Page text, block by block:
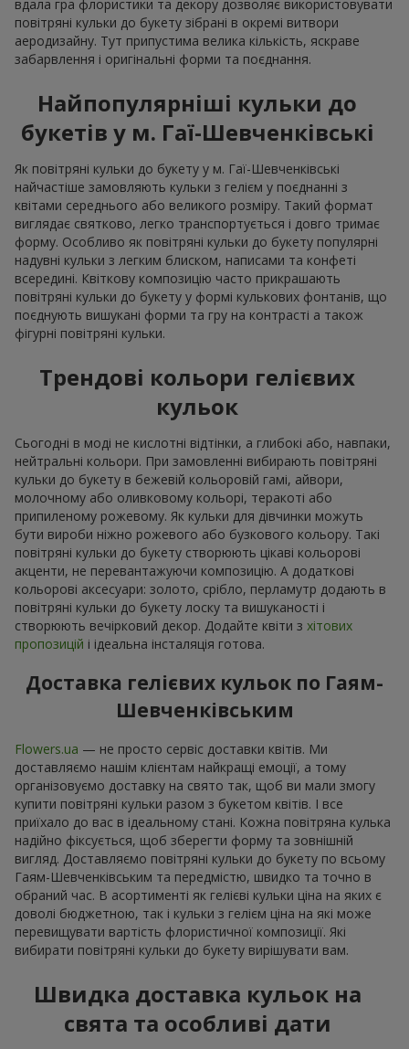
вдала гра флористики та декору дозволяє використовувати
повітряні кульки до букету зібрані в окремі витвори
аеродизайну. Тут припустима велика кількість, яскраве
забарвлення і оригінальні форми та поєднання.
Найпопулярніші кульки до
букетів у м. Гаї-Шевченківські
Як повітряні кульки до букету у м. Гаї-Шевченківські
найчастіше замовляють кульки з гелієм у поєднанні з
квітами середнього або великого розміру. Такий формат
виглядає святково, легко транспортується і довго тримає
форму. Особливо як повітряні кульки до букету популярні
надувні кульки з легким блиском, написами та конфеті
всередині. Квіткову композицію часто прикрашають
повітряні кульки до букету у формі кулькових фонтанів, що
поєднують вишукані форми та гру на контрасті а також
фігурні повітряні кульки.
Трендові кольори гелієвих
кульок
Сьогодні в моді не кислотні відтінки, а глибокі або, навпаки,
нейтральні кольори. При замовленні вибирають повітряні
кульки до букету в бежевій кольоровій гамі, айвори,
молочному або оливковому кольорі, теракоті або
припиленому рожевому. Як кульки для дівчинки можуть
бути вироби ніжно рожевого або бузкового кольору. Такі
повітряні кульки до букету створюють цікаві кольорові
акценти, не перевантажуючи композицію. А додаткові
кольорові аксесуари: золото, срібло, перламутр додають в
повітряні кульки до букету лоску та вишуканості і
створюють вечірковий декор. Додайте квіти з хітових
пропозицій і ідеальна інсталяція готова.
Доставка гелієвих кульок по Гаям-
Шевченківським
Flowers.ua — не просто сервіс доставки квітів. Ми
доставляємо нашім клієнтам найкращі емоції, а тому
організовуємо доставку на свято так, щоб ви мали змогу
купити повітряні кульки разом з букетом квітів. І все
приїхало до вас в ідеальному стані. Кожна повітряна кулька
надійно фіксується, щоб зберегти форму та зовнішній
вигляд. Доставляємо повітряні кульки до букету по всьому
Гаям-Шевченківським та передмістю, швидко та точно в
обраний час. В асортименті як гелієві кульки ціна на яких є
доволі бюджетною, так і кульки з гелієм ціна на які може
перевищувати вартість флористичної композиції. Які
вибирати повітряні кульки до букету вирішувати вам.
Швидка доставка кульок на
свята та особливі дати